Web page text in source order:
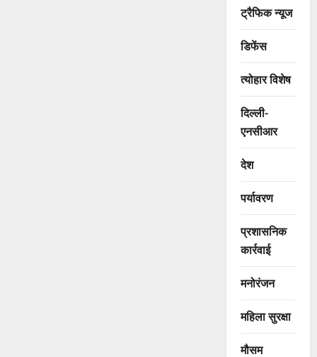
ट्रैफिक न्यूज
डिफेंस
त्योहार विशेष
दिल्ली-
एनसीआर
देश
पर्यावरण
प्रशासनिक
कार्रवाई
मनोरंजन
महिला सुरक्षा
मौसम